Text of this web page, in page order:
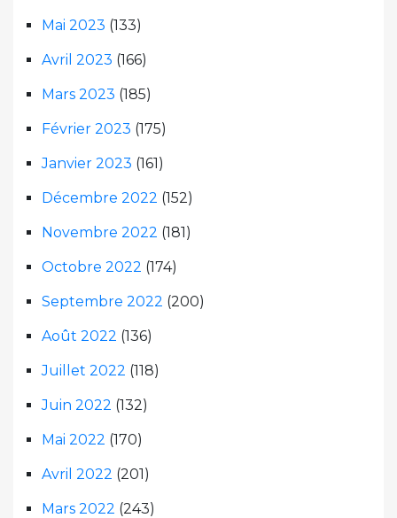
Mai 2023 (133)
Avril 2023 (166)
Mars 2023 (185)
Février 2023 (175)
Janvier 2023 (161)
Décembre 2022 (152)
Novembre 2022 (181)
Octobre 2022 (174)
Septembre 2022 (200)
Août 2022 (136)
Juillet 2022 (118)
Juin 2022 (132)
Mai 2022 (170)
Avril 2022 (201)
Mars 2022 (243)